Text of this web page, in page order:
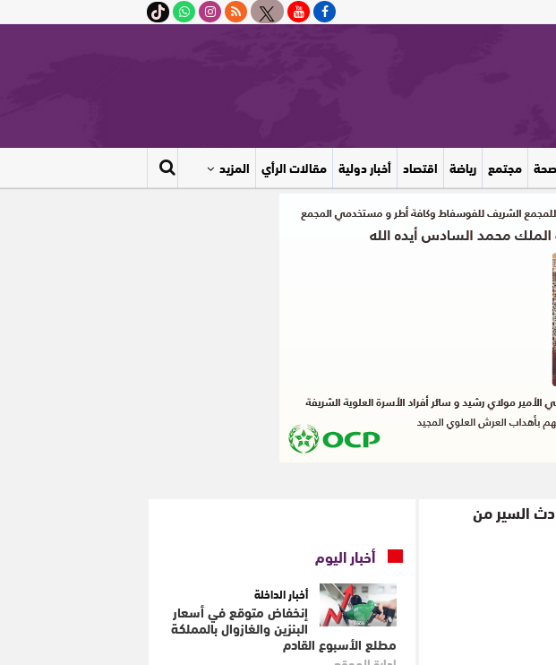
صحة مجتمع رياضة اقتصاد أخبار دولية مقالات الرأي المزيد
السير من
أخبار اليوم
أخبار الداخلة
إنخفاض متوقع في أسعار
البنزين والغازوال بالمملكة
مطلع الأسبوع القادم